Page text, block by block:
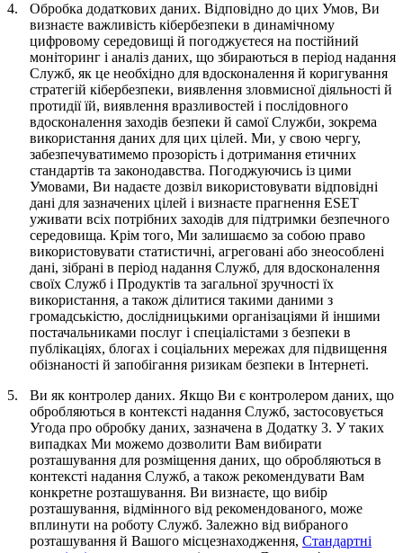
4.
Обробка додаткових даних. Відповідно до цих Умов, Ви
визнаєте важливість кібербезпеки в динамічному
цифровому середовищі й погоджуєтеся на постійний
моніторинг і аналіз даних, що збираються в період надання
Служб, як це необхідно для вдосконалення й коригування
стратегій кібербезпеки, виявлення зловмисної діяльності й
протидії їй, виявлення вразливостей і послідовного
вдосконалення заходів безпеки й самої Служби, зокрема
використання даних для цих цілей. Ми, у свою чергу,
забезпечуватимемо прозорість і дотримання етичних
стандартів та законодавства. Погоджуючись із цими
Умовами, Ви надаєте дозвіл використовувати відповідні
дані для зазначених цілей і визнаєте прагнення ESET
уживати всіх потрібних заходів для підтримки безпечного
середовища. Крім того, Ми залишаємо за собою право
використовувати статистичні, агреговані або знеособлені
дані, зібрані в період надання Служб, для вдосконалення
своїх Служб і Продуктів та загальної зручності їх
використання, а також ділитися такими даними з
громадськістю, дослідницькими організаціями й іншими
постачальниками послуг і спеціалістами з безпеки в
публікаціях, блогах і соціальних мережах для підвищення
обізнаності й запобігання ризикам безпеки в Інтернеті.
5.
Ви як контролер даних. Якщо Ви є контролером даних, що
обробляються в контексті надання Служб, застосовується
Угода про обробку даних, зазначена в Додатку 3. У таких
випадках Ми можемо дозволити Вам вибирати
розташування для розміщення даних, що обробляються в
контексті надання Служб, а також рекомендувати Вам
конкретне розташування. Ви визнаєте, що вибір
розташування, відмінного від рекомендованого, може
вплинути на роботу Служб. Залежно від вибраного
розташування й Вашого місцезнаходження, Стандартні